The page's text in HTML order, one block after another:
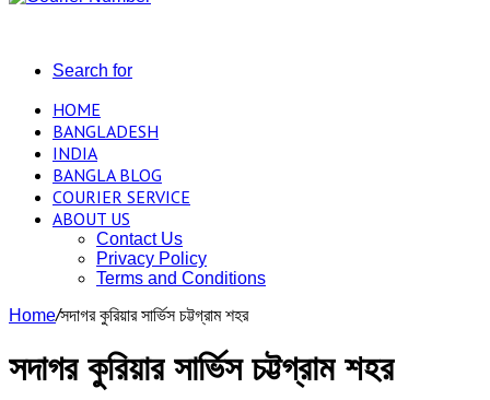
Search for
HOME
BANGLADESH
INDIA
BANGLA BLOG
COURIER SERVICE
ABOUT US
Contact Us
Privacy Policy
Terms and Conditions
Home/সদাগর কুরিয়ার সার্ভিস চট্টগ্রাম শহর
সদাগর কুরিয়ার সার্ভিস চট্টগ্রাম শহর